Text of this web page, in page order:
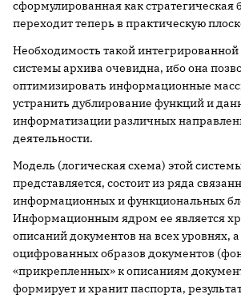
сформулированная как стратегическая
переходит теперь в практическую
Необходимость такой
системы архива очевидна, ибо она
оптимизировать информационные
устранить дублирование функций и
информатизации различных
деятельности.
Модель (логическая схема) этой
представляется, состоит из ряда
информационных и функциональных
Информационным ядром ее является
описаний документов на всех уровнях,
оцифрованных образов документов
«прикрепленных» к описаниям
формирует и хранит паспорта,